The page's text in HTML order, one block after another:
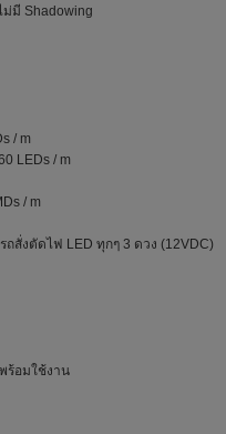
ม่มี Shadowing
/ m
LEDs / m
/ m
สั่งตัดไฟ LED ทุกๆ 3 ดวง (12VDC)
ร้อมใช้งาน